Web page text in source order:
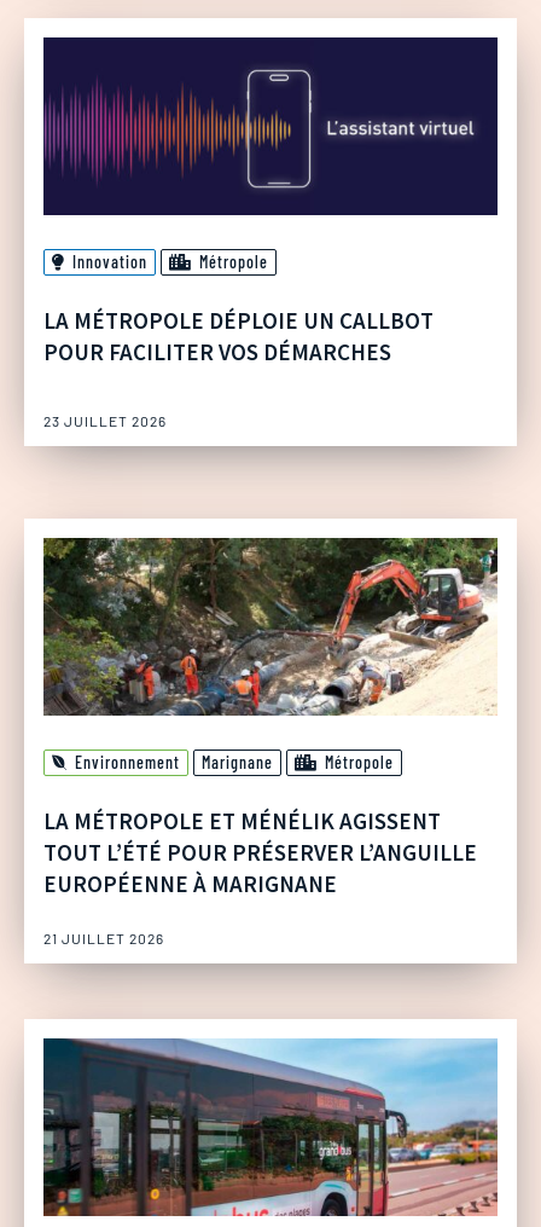
Innovation Métropole
LA MÉTROPOLE DÉPLOIE UN CALLBOT
POUR FACILITER VOS DÉMARCHES
23 JUILLET 2026
Environnement Marignane Métropole
LA MÉTROPOLE ET MÉNÉLIK AGISSENT
TOUT L’ÉTÉ POUR PRÉSERVER L’ANGUILLE
EUROPÉENNE À MARIGNANE
21 JUILLET 2026